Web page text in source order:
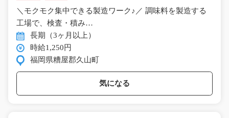
＼モクモク集中できる製造ワーク♪／ 調味料を製造する
工場で、検査・積み…
長期（3ヶ月以上）
時給1,250円
福岡県糟屋郡久山町
気になる